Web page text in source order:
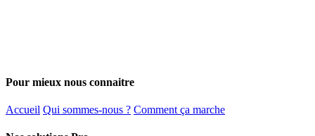
Pour mieux nous connaitre
Accueil Qui sommes-nous ? Comment ça marche